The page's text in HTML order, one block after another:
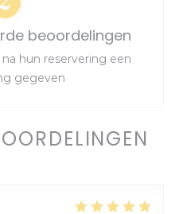
beoordelingen
hun reservering een
gegeven